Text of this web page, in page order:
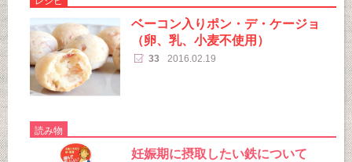
ベーコン入りポン・デ・ケージョ
（卵、乳、小麦不使用）
33 2016.02.19
読み物
妊娠期に摂取したい鉄について